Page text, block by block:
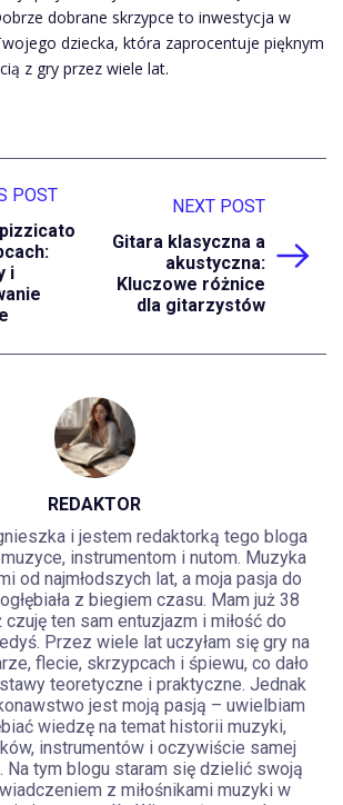
dobrane skrzypce to inwestycja w
dziecka, która zaprocentuje pięknym
z gry przez wiele lat.
POST
i
NEXT POST
Gitara klasyczna a
akustyczna:
Kluczowe różnice
dla gitarzystów
REDAKTOR
i jestem redaktorką tego bloga
instrumentom i nutom. Muzyka
od najmłodszych lat, a moja pasja do
z biegiem czasu. Mam już 38
czuję ten sam entuzjazm i miłość do
Przez wiele lat uczyłam się gry na
flecie, skrzypcach i śpiewu, co dało
teoretyczne i praktyczne. Jednak
jest moją pasją – uwielbiam
wiedzę na temat historii muzyki,
instrumentów i oczywiście samej
Na tym blogu staram się dzielić swoją
z miłośnikami muzyki w